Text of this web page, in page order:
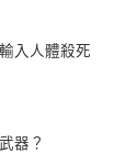
入人體殺死
器？